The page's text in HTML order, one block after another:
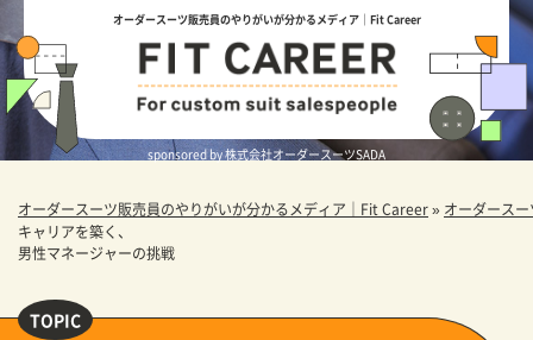
オーダースーツ販売員のやりがいが分かるメディア｜Fit Career
sponsored by 株式会社オーダースーツSADA
オーダースーツ販売員のやりがいが分かるメディア｜Fit Career» オーダース
キャリアを築く、
男性マネージャーの挑戦